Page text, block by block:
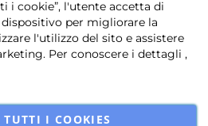
i cookie”, l'utente accetta di
per migliorare la
l'utilizzo del sito e assistere
Per conoscere i dettagli ,
TUTTI I COOKIES